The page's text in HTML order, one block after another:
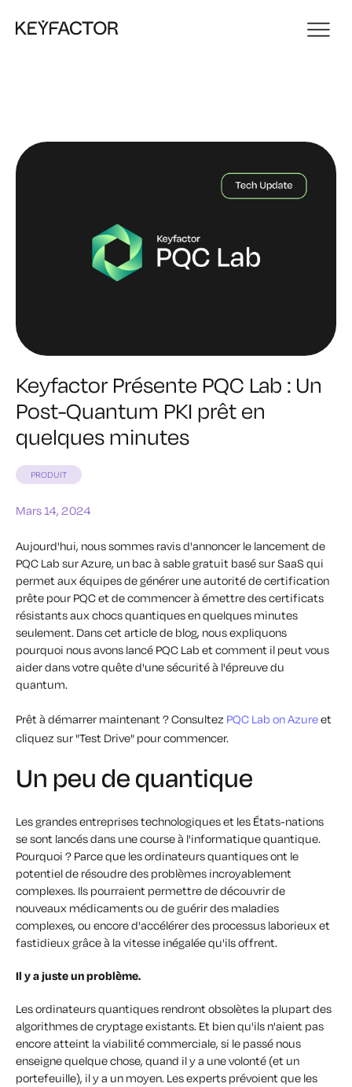
Keyfactor Présente PQC Lab : Un
Post-Quantum PKI prêt en
quelques minutes
PRODUIT
Mars 14, 2024
Aujourd'hui, nous sommes ravis d'annoncer le lancement de
PQC Lab sur Azure, un bac à sable gratuit basé sur SaaS qui
permet aux équipes de générer une autorité de certification
prête pour PQC et de commencer à émettre des certificats
résistants aux chocs quantiques en quelques minutes
seulement. Dans cet article de blog, nous expliquons
pourquoi nous avons lancé PQC Lab et comment il peut vous
aider dans votre quête d'une sécurité à l'épreuve du
quantum.
Prêt à démarrer maintenant ? Consultez PQC Lab on Azureet
cliquez sur "Test Drive" pour commencer.
Un peu de quantique
Les grandes entreprises technologiques et les États-nations
se sont lancés dans une course à l'informatique quantique.
Pourquoi ? Parce que les ordinateurs quantiques ont le
potentiel de résoudre des problèmes incroyablement
complexes. Ils pourraient permettre de découvrir de
nouveaux médicaments ou de guérir des maladies
complexes, ou encore d'accélérer des processus laborieux et
fastidieux grâce à la vitesse inégalée qu'ils offrent.
Il y a juste un problème.
Les ordinateurs quantiques rendront obsolètes la plupart des
algorithmes de cryptage existants. Et bien qu'ils n'aient pas
encore atteint la viabilité commerciale, si le passé nous
enseigne quelque chose, quand il y a une volonté (et un
portefeuille), il y a un moyen. Les experts prévoient que les